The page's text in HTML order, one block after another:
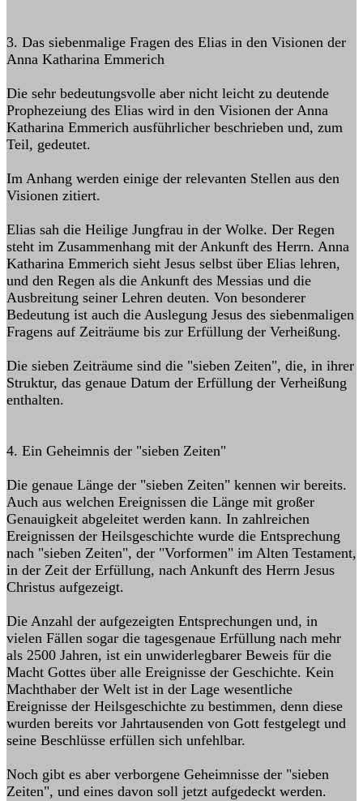
3. Das siebenmalige Fragen des Elias in den Visionen der
Anna Katharina Emmerich
Die sehr bedeutungsvolle aber nicht leicht zu deutende
Prophezeiung des Elias wird in den Visionen der Anna
Katharina Emmerich ausführlicher beschrieben und, zum
Teil, gedeutet.
Im Anhang werden einige der relevanten Stellen aus den
Visionen zitiert.
Elias sah die Heilige Jungfrau in der Wolke. Der Regen
steht im Zusammenhang mit der Ankunft des Herrn. Anna
Katharina Emmerich sieht Jesus selbst über Elias lehren,
und den Regen als die Ankunft des Messias und die
Ausbreitung seiner Lehren deuten. Von besonderer
Bedeutung ist auch die Auslegung Jesus des siebenmaligen
Fragens auf Zeiträume bis zur Erfüllung der Verheißung.
Die sieben Zeiträume sind die "sieben Zeiten", die, in ihrer
Struktur, das genaue Datum der Erfüllung der Verheißung
enthalten.
4. Ein Geheimnis der "sieben Zeiten"
Die genaue Länge der "sieben Zeiten" kennen wir bereits.
Auch aus welchen Ereignissen die Länge mit großer
Genauigkeit abgeleitet werden kann. In zahlreichen
Ereignissen der Heilsgeschichte wurde die Entsprechung
nach "sieben Zeiten", der "Vorformen" im Alten Testament,
in der Zeit der Erfüllung, nach Ankunft des Herrn Jesus
Christus aufgezeigt.
Die Anzahl der aufgezeigten Entsprechungen und, in
vielen Fällen sogar die tagesgenaue Erfüllung nach mehr
als 2500 Jahren, ist ein unwiderlegbarer Beweis für die
Macht Gottes über alle Ereignisse der Geschichte. Kein
Machthaber der Welt ist in der Lage wesentliche
Ereignisse der Heilsgeschichte zu bestimmen, denn diese
wurden bereits vor Jahrtausenden von Gott festgelegt und
seine Beschlüsse erfüllen sich unfehlbar.
Noch gibt es aber verborgene Geheimnisse der "sieben
Zeiten", und eines davon soll jetzt aufgedeckt werden.